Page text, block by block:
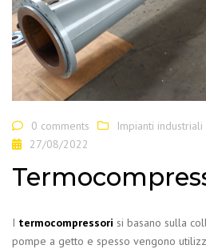
0 comments Impianti industriali
27/08/2022
I termocompressori si basano sulla
pompe a getto e spesso vengono